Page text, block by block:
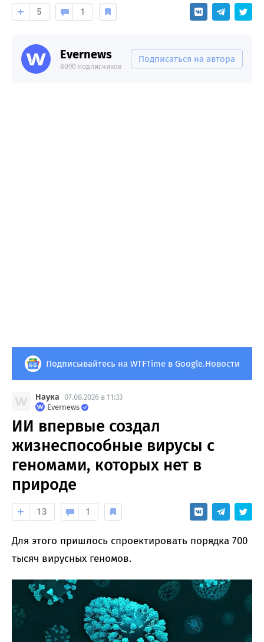
5 1
Evernews
8090 подписчиков
Подписаться на автора
Подписывайтесь на WTFTime в Google.Новости
Наука 07.08.2026 в 11:33
Evernews
ИИ впервые создал
жизнеспособные вирусы с
геномами, которых нет в
природе
13 1
Для этого пришлось спроектировать порядка 700
тысяч вирусных геномов.